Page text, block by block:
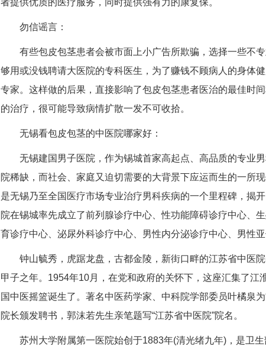
勿信谣言：
有些包皮包茎患者会被市面上小广告所欺骗，选择一些不
够用或没钱聘请大医院的专科医生，为了赚钱不顾病人的身体
专家。这样做的后果，直接影响了包皮包茎患者医治的最佳时
的治疗，很可能导致病情扩散一发不可收拾。
无锡看包皮包茎的中医院哪家好：
无锡建国男子医院，作为锡城首家高起点、高品质的专业
院稀缺，而社会、家庭又迫切需要的大背景下应运而生的一所
是无锡乃至全国医疗市场专业治疗男科疾病的一个里程碑，揭
院在锡城率先成立了前列腺诊疗中心、性功能障碍诊疗中心、
育诊疗中心、泌尿外科诊疗中心、男性内分泌诊疗中心、男性亚
钟山毓秀，虎踞龙盘，古都金陵，新街口畔的江苏省中医
甲子之年。1954年10月，在党和政府的关怀下，这座汇集了江
国中医摇篮诞生了。著名中医药学家、中科院学部委员叶橘泉
院长颁发聘书，郭沫若先生亲笔题写“江苏省中医院”院名。
苏州大学附属第一医院始创于1883年(清光绪九年)，是卫